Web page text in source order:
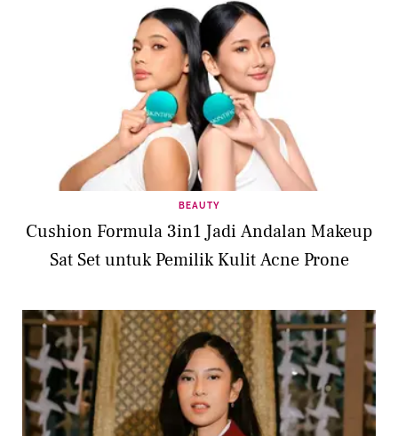
BEAUTY
Cushion Formula 3in1 Jadi Andalan Makeup
Sat Set untuk Pemilik Kulit Acne Prone